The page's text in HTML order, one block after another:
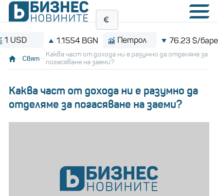
1.1554 BGN Петрол 76.23 $/барел
Свят
Каква част от дохода ни е разумно да отделяме за
погасяване на заеми?
Каква част от дохода ни е разумно да
отделяме за погасяване на заеми?